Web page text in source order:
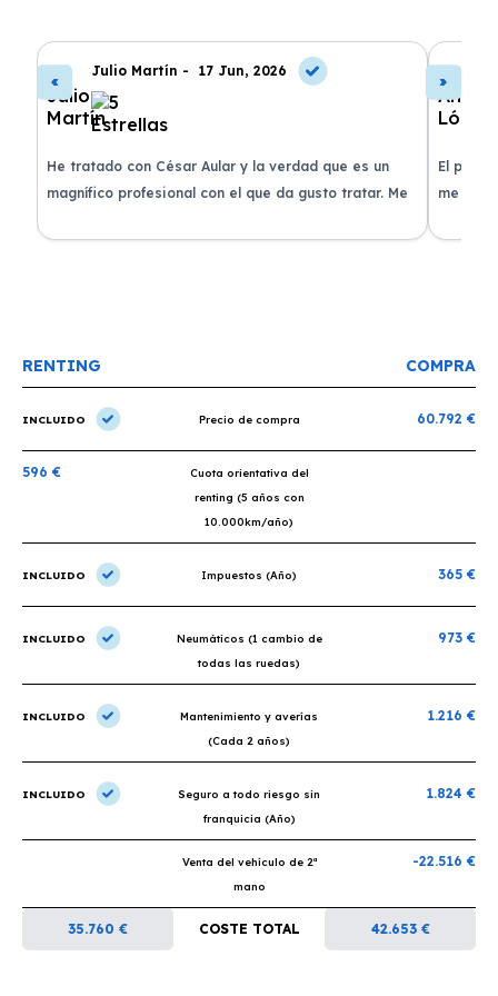
Julio Martín - 17 Jun, 2026
He tratado con César Aular y la verdad que es un
magnífico profesional con el que da gusto tratar. Me
recomiendo un montón, muchas gracias!
El
me
plazo
RENTING COMPRA
INCLUIDO Precio de compra 60.792 €
596 €
Cuota orientativa del
renting (5 años con
10.000km/año)
INCLUIDO Impuestos (Año) 365 €
INCLUIDO
Neumáticos (1 cambio de
todas las ruedas)
973 €
INCLUIDO
Mantenimiento y averías
(Cada 2 años)
1.216 €
INCLUIDO
Seguro a todo riesgo sin
franquicia (Año)
1.824 €
Venta del vehículo de 2ª
mano
-22.516 €
35.760 € COSTE TOTAL 42.653 €